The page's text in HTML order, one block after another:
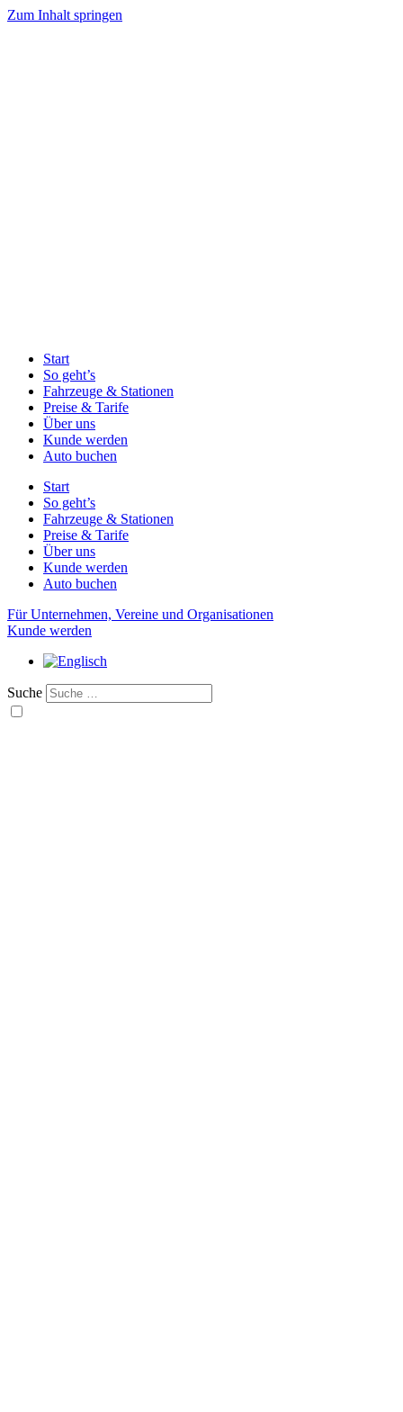
Zum Inhalt springen
Start
So geht’s
Fahrzeuge & Stationen
Preise & Tarife
Über uns
Kunde werden
Auto buchen
Start
So geht’s
Fahrzeuge & Stationen
Preise & Tarife
Über uns
Kunde werden
Auto buchen
Für Unternehmen, Vereine und Organisationen
Kunde werden
Suche